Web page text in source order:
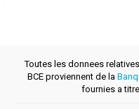
Toutes les donnees
BCE proviennent de la
fournies a